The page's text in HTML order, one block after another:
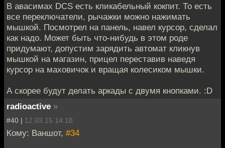
В авасимах DCS есть кликабельный кокпит. То есть
все переключатели, рычажки можно нажимать
мышкой. Посмотрел на панель, навел курсор, сделал
как надо. Может быть что-нибудь в этом роде
придумают, допустим зарядить автомат кликнув
мышкой на магазин, прицел переставив наведя
курсор на маховичок и вращая колесиком мышки.
А скорее будут делать аркады с двумя кнопками. :D
radioactive »
#40 | 12.03.15 14:18
Кому: Ваншот, #34